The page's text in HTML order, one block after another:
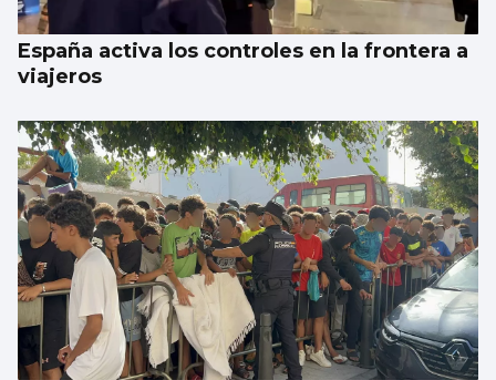
España activa los controles en la frontera a
viajeros